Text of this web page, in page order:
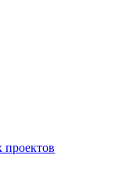
проектов